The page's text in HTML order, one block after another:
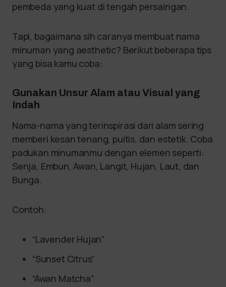
pembeda yang kuat di tengah persaingan.
Tapi, bagaimana sih caranya membuat nama
minuman yang aesthetic? Berikut beberapa tips
yang bisa kamu coba:
Gunakan Unsur Alam atau Visual yang
Indah
Nama-nama yang terinspirasi dari alam sering
memberi kesan tenang, puitis, dan estetik. Coba
padukan minumanmu dengan elemen seperti:
Senja, Embun, Awan, Langit, Hujan, Laut, dan
Bunga.
Contoh:
“Lavender Hujan”
“Sunset Citrus”
“Awan Matcha”